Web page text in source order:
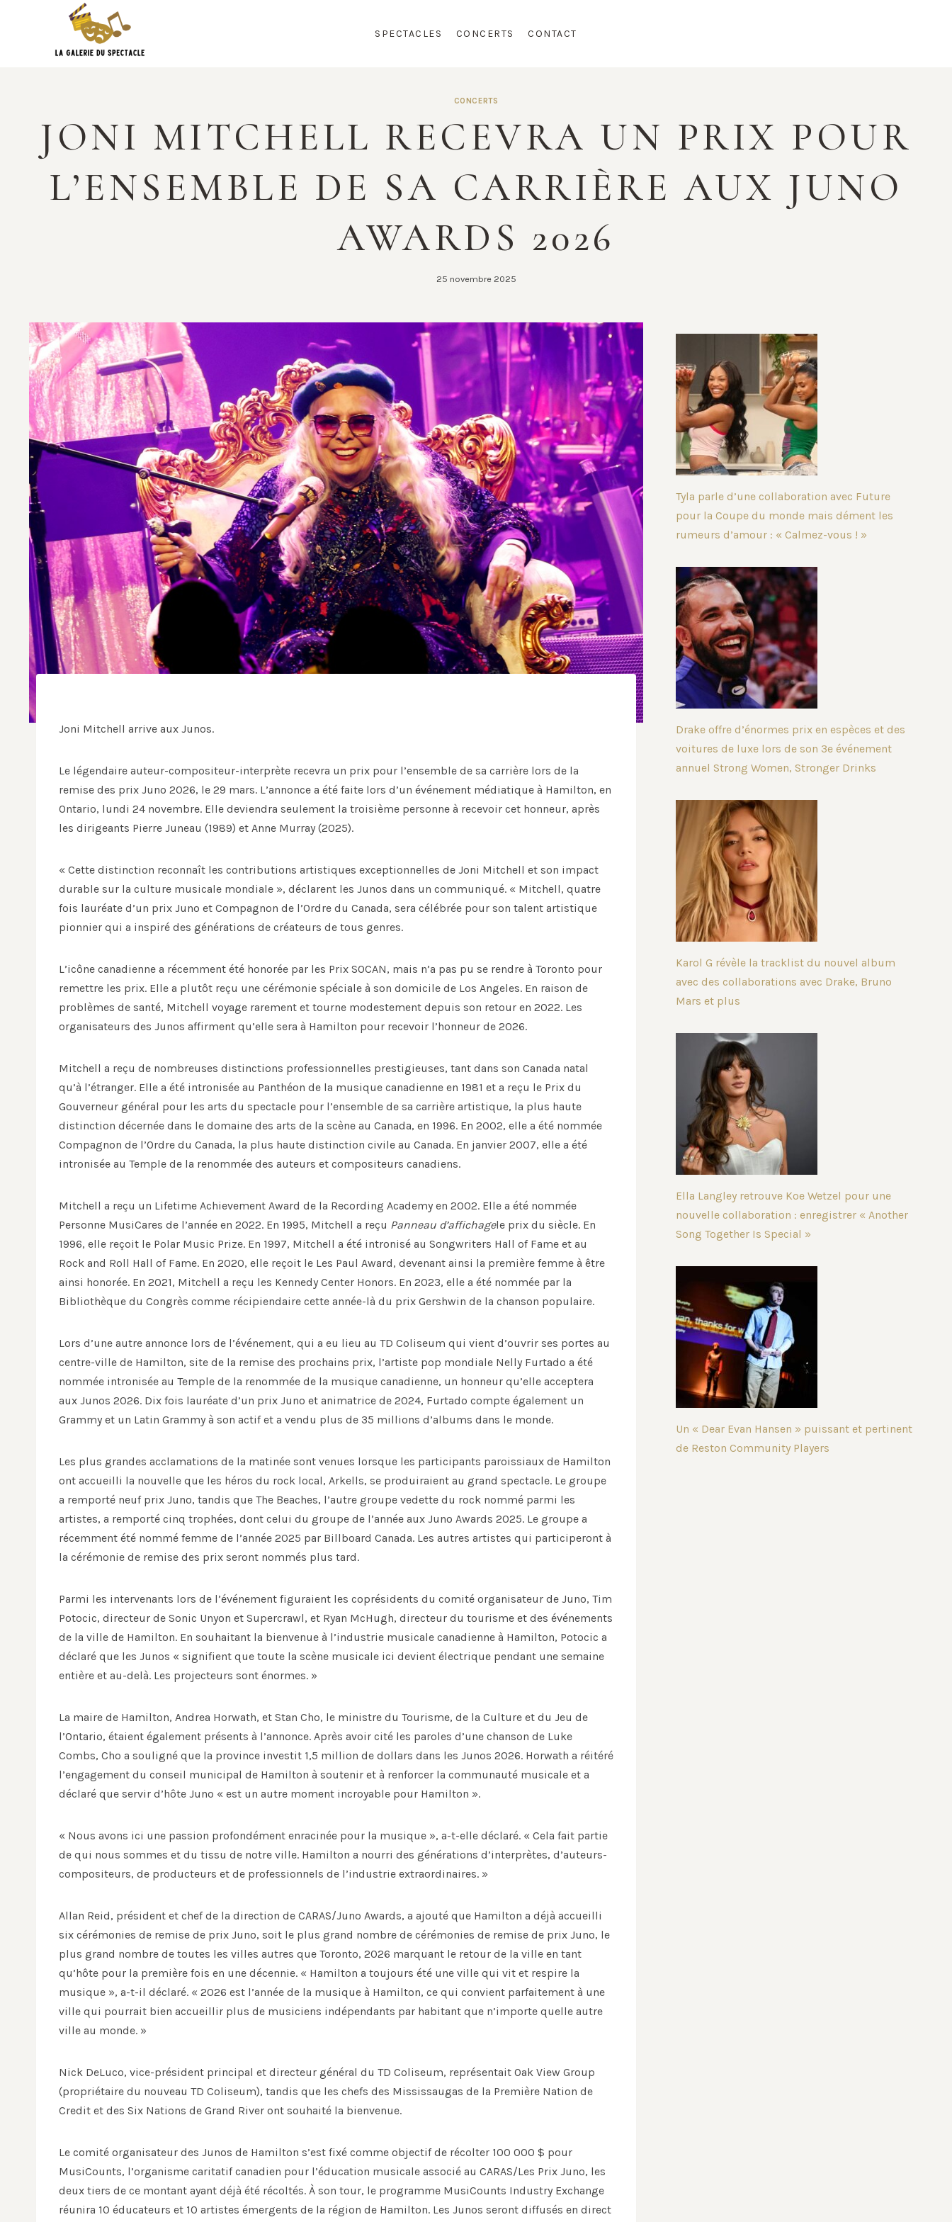
SPECTACLES CONCERTS CONTACT
CONCERTS
JONI MITCHELL RECEVRA UN PRIX POUR
L’ENSEMBLE DE SA CARRIÈRE AUX JUNO
AWARDS 2026
25 novembre 2025
Joni Mitchell arrive aux Junos.
Le légendaire auteur-compositeur-interprète recevra un prix pour l’ensemble de sa carrière lors de la
remise des prix Juno 2026, le 29 mars. L’annonce a été faite lors d’un événement médiatique à Hamilton, en
Ontario, lundi 24 novembre. Elle deviendra seulement la troisième personne à recevoir cet honneur, après
les dirigeants Pierre Juneau (1989) et Anne Murray (2025).
« Cette distinction reconnaît les contributions artistiques exceptionnelles de Joni Mitchell et son impact
durable sur la culture musicale mondiale », déclarent les Junos dans un communiqué. « Mitchell, quatre
fois lauréate d’un prix Juno et Compagnon de l’Ordre du Canada, sera célébrée pour son talent artistique
pionnier qui a inspiré des générations de créateurs de tous genres.
L’icône canadienne a récemment été honorée par les Prix SOCAN, mais n’a pas pu se rendre à Toronto pour
remettre les prix. Elle a plutôt reçu une cérémonie spéciale à son domicile de Los Angeles. En raison de
problèmes de santé, Mitchell voyage rarement et tourne modestement depuis son retour en 2022. Les
organisateurs des Junos affirment qu’elle sera à Hamilton pour recevoir l’honneur de 2026.
Mitchell a reçu de nombreuses distinctions professionnelles prestigieuses, tant dans son Canada natal
qu’à l’étranger. Elle a été intronisée au Panthéon de la musique canadienne en 1981 et a reçu le Prix du
Gouverneur général pour les arts du spectacle pour l’ensemble de sa carrière artistique, la plus haute
distinction décernée dans le domaine des arts de la scène au Canada, en 1996. En 2002, elle a été nommée
Compagnon de l’Ordre du Canada, la plus haute distinction civile au Canada. En janvier 2007, elle a été
intronisée au Temple de la renommée des auteurs et compositeurs canadiens.
Mitchell a reçu un Lifetime Achievement Award de la Recording Academy en 2002. Elle a été nommée
Personne MusiCares de l’année en 2022. En 1995, Mitchell a reçu Panneau d’affichagele prix du siècle. En
1996, elle reçoit le Polar Music Prize. En 1997, Mitchell a été intronisé au Songwriters Hall of Fame et au
Rock and Roll Hall of Fame. En 2020, elle reçoit le Les Paul Award, devenant ainsi la première femme à être
ainsi honorée. En 2021, Mitchell a reçu les Kennedy Center Honors. En 2023, elle a été nommée par la
Bibliothèque du Congrès comme récipiendaire cette année-là du prix Gershwin de la chanson populaire.
Lors d’une autre annonce lors de l’événement, qui a eu lieu au TD Coliseum qui vient d’ouvrir ses portes au
centre-ville de Hamilton, site de la remise des prochains prix, l’artiste pop mondiale Nelly Furtado a été
nommée intronisée au Temple de la renommée de la musique canadienne, un honneur qu’elle acceptera
aux Junos 2026. Dix fois lauréate d’un prix Juno et animatrice de 2024, Furtado compte également un
Grammy et un Latin Grammy à son actif et a vendu plus de 35 millions d’albums dans le monde.
Les plus grandes acclamations de la matinée sont venues lorsque les participants paroissiaux de Hamilton
ont accueilli la nouvelle que les héros du rock local, Arkells, se produiraient au grand spectacle. Le groupe
a remporté neuf prix Juno, tandis que The Beaches, l’autre groupe vedette du rock nommé parmi les
artistes, a remporté cinq trophées, dont celui du groupe de l’année aux Juno Awards 2025. Le groupe a
récemment été nommé femme de l’année 2025 par Billboard Canada. Les autres artistes qui participeront à
la cérémonie de remise des prix seront nommés plus tard.
Parmi les intervenants lors de l’événement figuraient les coprésidents du comité organisateur de Juno, Tim
Potocic, directeur de Sonic Unyon et Supercrawl, et Ryan McHugh, directeur du tourisme et des événements
de la ville de Hamilton. En souhaitant la bienvenue à l’industrie musicale canadienne à Hamilton, Potocic a
déclaré que les Junos « signifient que toute la scène musicale ici devient électrique pendant une semaine
entière et au-delà. Les projecteurs sont énormes. »
La maire de Hamilton, Andrea Horwath, et Stan Cho, le ministre du Tourisme, de la Culture et du Jeu de
l’Ontario, étaient également présents à l’annonce. Après avoir cité les paroles d’une chanson de Luke
Combs, Cho a souligné que la province investit 1,5 million de dollars dans les Junos 2026. Horwath a réitéré
l’engagement du conseil municipal de Hamilton à soutenir et à renforcer la communauté musicale et a
déclaré que servir d’hôte Juno « est un autre moment incroyable pour Hamilton ».
« Nous avons ici une passion profondément enracinée pour la musique », a-t-elle déclaré. « Cela fait partie
de qui nous sommes et du tissu de notre ville. Hamilton a nourri des générations d’interprètes, d’auteurs-
compositeurs, de producteurs et de professionnels de l’industrie extraordinaires. »
Allan Reid, président et chef de la direction de CARAS/Juno Awards, a ajouté que Hamilton a déjà accueilli
six cérémonies de remise de prix Juno, soit le plus grand nombre de cérémonies de remise de prix Juno, le
plus grand nombre de toutes les villes autres que Toronto, 2026 marquant le retour de la ville en tant
qu’hôte pour la première fois en une décennie. « Hamilton a toujours été une ville qui vit et respire la
musique », a-t-il déclaré. « 2026 est l’année de la musique à Hamilton, ce qui convient parfaitement à une
ville qui pourrait bien accueillir plus de musiciens indépendants par habitant que n’importe quelle autre
ville au monde. »
Nick DeLuco, vice-président principal et directeur général du TD Coliseum, représentait Oak View Group
(propriétaire du nouveau TD Coliseum), tandis que les chefs des Mississaugas de la Première Nation de
Credit et des Six Nations de Grand River ont souhaité la bienvenue.
Le comité organisateur des Junos de Hamilton s’est fixé comme objectif de récolter 100 000 $ pour
MusiCounts, l’organisme caritatif canadien pour l’éducation musicale associé au CARAS/Les Prix Juno, les
deux tiers de ce montant ayant déjà été récoltés. À son tour, le programme MusiCounts Industry Exchange
réunira 10 éducateurs et 10 artistes émergents de la région de Hamilton. Les Junos seront diffusés en direct
Tyla parle d’une collaboration avec Future
pour la Coupe du monde mais dément les
rumeurs d’amour : « Calmez-vous ! »
Drake offre d’énormes prix en espèces et des
voitures de luxe lors de son 3e événement
annuel Strong Women, Stronger Drinks
Karol G révèle la tracklist du nouvel album
avec des collaborations avec Drake, Bruno
Mars et plus
Ella Langley retrouve Koe Wetzel pour une
nouvelle collaboration : enregistrer « Another
Song Together Is Special »
Un « Dear Evan Hansen » puissant et pertinent
de Reston Community Players